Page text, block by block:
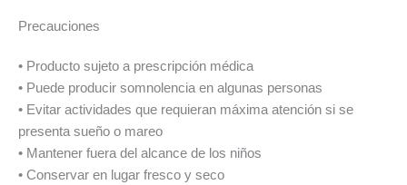
Precauciones
• Producto sujeto a prescripción médica
• Puede producir somnolencia en algunas personas
• Evitar actividades que requieran máxima atención si se
presenta sueño o mareo
• Mantener fuera del alcance de los niños
• Conservar en lugar fresco y seco